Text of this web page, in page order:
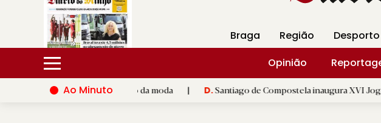
Braga Região Desporto
Opinião
Ao Minuto
inovação do mundo da moda D.Santiago de Compostela inaugura XVI Jogos do Eixo